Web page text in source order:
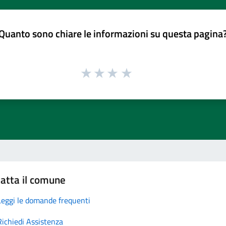
sono chiare le informazioni su questa
il comune
le domande frequenti
Assistenza